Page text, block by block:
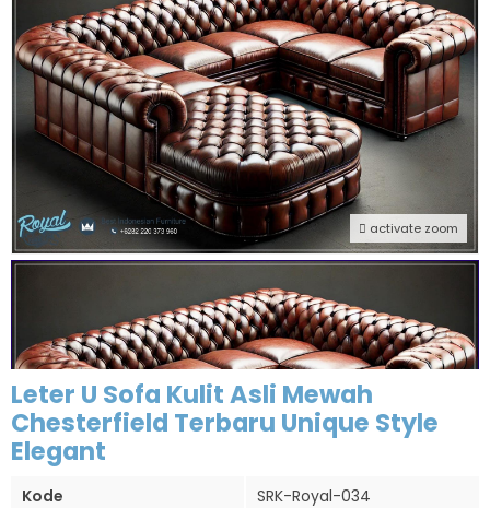
activate zoom
Leter U Sofa Kulit Asli Mewah
Chesterfield Terbaru Unique Style
Elegant
Kode
SRK-Royal-034